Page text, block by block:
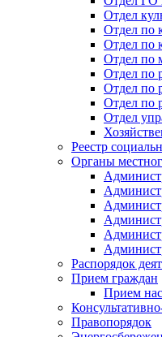
Отдел
Отдел по
Отдел по
Отдел по
Отдел по
Отдел по
Отдел по
Отдел
Реестр
Органы
Распорядок
Прием граждан
Прием
Правопорядок